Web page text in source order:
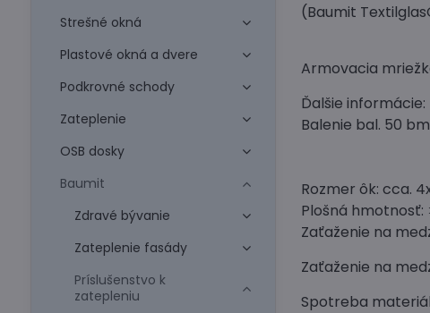
(Baumit
Armovacia
Ďalšie informácie:
Balenie bal. 50
Rozmer ôk: cca.
Plošná hmotnosť:
Zaťaženie na
Zaťaženie na
Spotreba
Strešné okná
Plastové okná a dvere
Podkrovné schody
Zateplenie
OSB dosky
Baumit
Zdravé bývanie
Zateplenie fasády
Príslušenstvo k
zatepleniu